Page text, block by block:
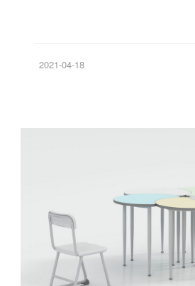
2021-04-18